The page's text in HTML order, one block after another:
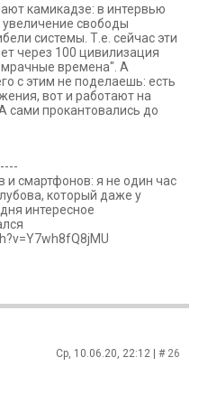
камикадзе: в интервью
свободы
системы. Т.е. сейчас эти
через 100 цивилизация
времена". А
с этим не поделаешь: есть
вот и работают на
сами прокантовались до
и смартфонов: я не один час
который даже у
интересное
Ср, 10.06.20, 22:12 | # 26